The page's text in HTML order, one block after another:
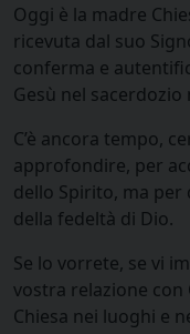
Oggi è la madre
ricevuta dal suo
conferma e
Gesù nel
C’è ancora tempo,
approfondire, per
dello Spirito, ma per
della fedeltà di Dio.
Se lo vorrete, se vi
vostra relazione con
Chiesa nei luoghi e